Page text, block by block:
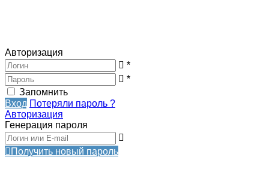
Авторизация
*
*
Запомнить
Вход Потеряли пароль ?
Авторизация
Генерация пароля
Получить новый пароль